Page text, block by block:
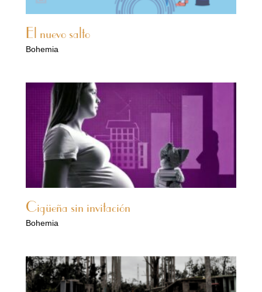
El nuevo salto
Bohemia
Cigüeña sin invitación
Bohemia